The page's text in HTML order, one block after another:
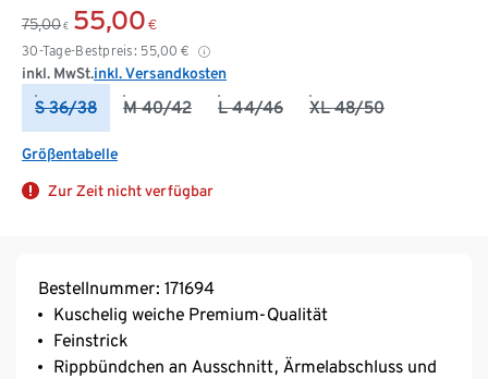
75,00 € 55,00 €
30-Tage-Bestpreis: 55,00 €
inkl. MwSt.inkl. Versandkosten
S 36/38 M 40/42 L 44/46 XL 48/50
Größentabelle
Zur Zeit nicht verfügbar
Bestellnummer: 171694
Kuschelig weiche Premium-Qualität
Feinstrick
Rippbündchen an Ausschnitt, Ärmelabschluss und